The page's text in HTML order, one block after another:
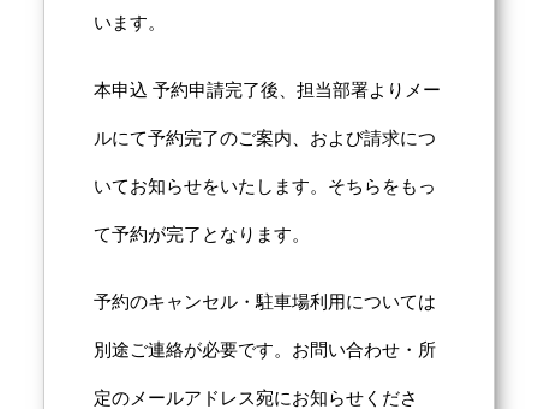
います。
本申込 予約申請完了後、担当部署よりメー
ルにて予約完了のご案内、および請求につ
いてお知らせをいたします。そちらをもっ
て予約が完了となります。
予約のキャンセル・駐車場利用については
別途ご連絡が必要です。お問い合わせ・所
定のメールアドレス宛にお知らせくださ